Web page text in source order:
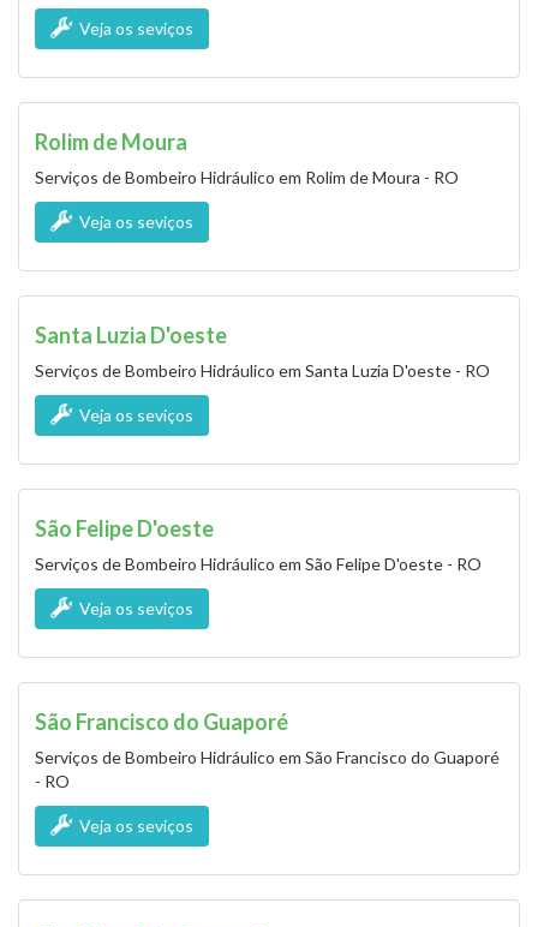
Veja os seviços
Rolim de Moura
Serviços de Bombeiro Hidráulico em Rolim de Moura - RO
Veja os seviços
Santa Luzia D'oeste
Serviços de Bombeiro Hidráulico em Santa Luzia D'oeste - RO
Veja os seviços
São Felipe D'oeste
Serviços de Bombeiro Hidráulico em São Felipe D'oeste - RO
Veja os seviços
São Francisco do Guaporé
Serviços de Bombeiro Hidráulico em São Francisco do Guaporé
- RO
Veja os seviços